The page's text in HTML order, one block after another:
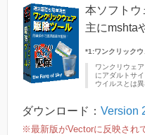
本ソフトウ
主にmshta
*1:ワンクリックウ
ワンクリウェ
にアダルトサ
ウイルスとは
ダウンロード： Version
※最新版がVectorに反映され